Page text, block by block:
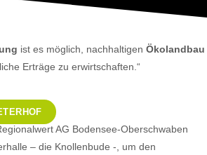
ist es möglich, nachhaltigen Ökolandbau
Erträge zu erwirtschaften.“
AG Bodensee-Oberschwaben
– die Knollenbude -, um den